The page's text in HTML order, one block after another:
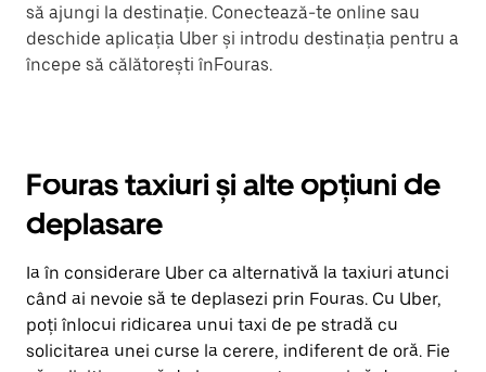
să ajungi la destinație. Conectează-te online sau
deschide aplicația Uber și introdu destinația pentru a
începe să călătorești înFouras.
Fouras taxiuri și alte opțiuni de
deplasare
Ia în considerare Uber ca alternativă la taxiuri atunci
când ai nevoie să te deplasezi prin Fouras. Cu Uber,
poți înlocui ridicarea unui taxi de pe stradă cu
solicitarea unei curse la cerere, indiferent de oră. Fie